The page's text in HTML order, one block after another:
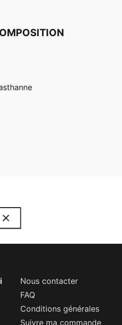
Nous contacter
FAQ
Conditions générales
Suivre ma commande